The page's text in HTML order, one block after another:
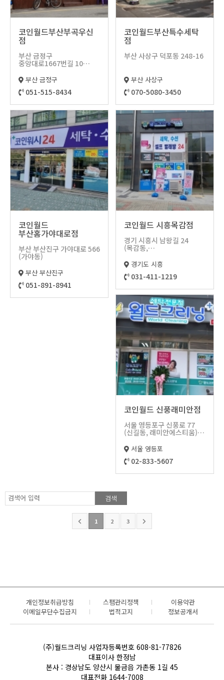
코인월드부산부곡우신
점
부산 금정구
중앙대로1667번길 10
부산 금정구
051-515-8434
코인월드부산특수세탁
점
부산 사상구 덕포동 248-16
부산 사상구
070-5080-3450
코인월드
부산홈가야대로점
부산 부산진구 가야대로 566
(가야동)
부산 부산진구
051-891-8941
코인월드 시흥목감점
경기 시흥시 남왕길 24
(목감동,
경기도 시흥
031-411-1219
코인월드 신풍래미안점
서울 영등포구 신풍로 77
(신길동, 래미안에스티움)
서울 영등포
02-833-5607
검색어 입력
1 2 3
개인정보취급방침 스팸관리정책
이용약관
이메일무단수집금지
법적고지 정보공개서
(주)월드크리닝 사업자등록번호 608-81-77826
대표이사 한정남
본사 : 경상남도 양산시 물금읍 가촌동 1길 45
대표전화 1644-7008